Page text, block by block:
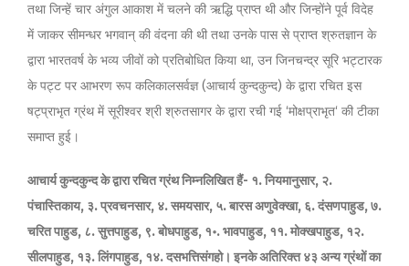
तथा जिन्हें चार अंगुल आकाश में चलने की ऋद्धि प्राप्त थी और जिन्होंने पूर्व विदेह
में जाकर सीमन्धर भगवान् की वंदना की थी तथा उनके पास से प्राप्त श्रुतज्ञान के
द्वारा भारतवर्ष के भव्य जीवों को प्रतिबोधित किया था, उन जिनचन्द्र सूरि भट्टारक
के पट्ट पर आभरण रूप कलिकालसर्वज्ञ (आचार्य कुन्दकुन्द) के द्वारा रचित इस
षट्प्राभृत ग्रंथ में सूरीश्वर श्री श्रुतसागर के द्वारा रची गई ‘मोक्षप्राभृत‘ की टीका
समाप्त हुई।
आचार्य कुन्दकुन्द के द्वारा रचित ग्रंथ निम्नलिखित हैं- १. नियमानुसार, २.
पंचास्तिकाय, ३. प्रवचनसार, ४. समयसार, ५. बारस अणुवेक्खा, ६. दंसणपाहुड, ७.
चरित पाहुड, ८. सुत्तपाहुड, ९. बोधपाहुड, १॰. भावपाहुड, ११. मोक्खपाहुड, १२.
सीलपाहुड, १३. लिंगपाहुड, १४. दसभत्तिसंगहो। इनके अतिरिक्त ४३ अन्य ग्रंथों का